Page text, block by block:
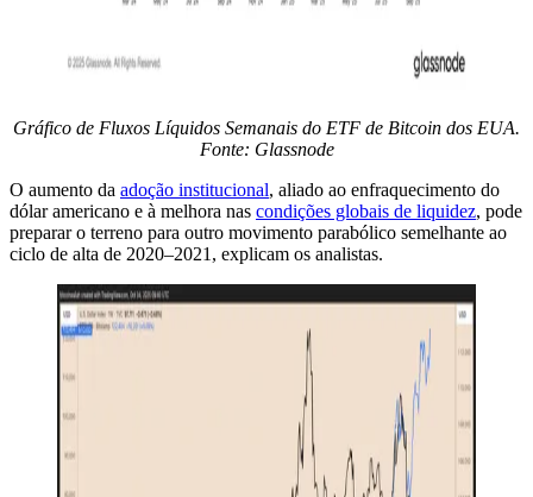
Gráfico de Fluxos Líquidos Semanais do ETF de Bitcoin dos EUA.
Fonte: Glassnode
O aumento da adoção institucional, aliado ao enfraquecimento do
dólar americano e à melhora nas condições globais de liquidez, pode
preparar o terreno para outro movimento parabólico semelhante ao
ciclo de alta de 2020–2021, explicam os analistas.